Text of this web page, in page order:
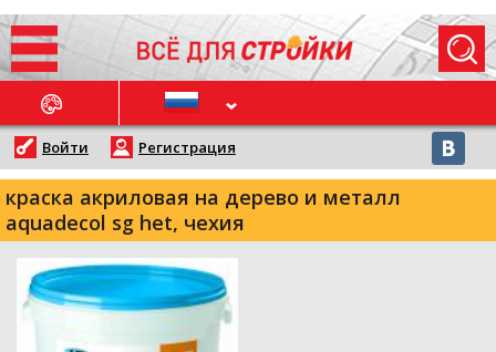
НОВОСТИ
Войти Регистрация
краска акриловая на дерево и металл
aquadecol sg het, чехия